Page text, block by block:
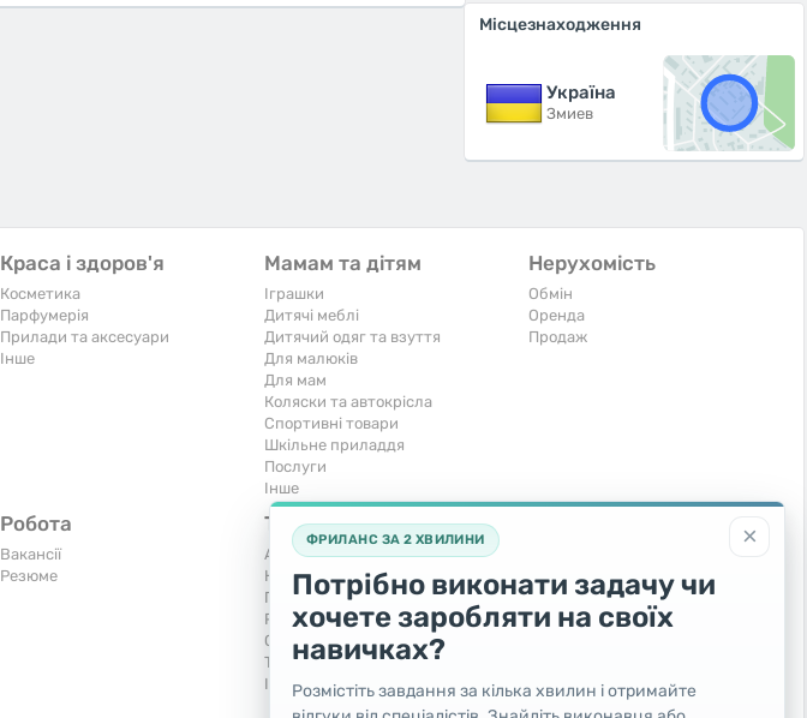
Місцезнаходження
Україна
Змиев
Краса і здоров'я
Косметика
Парфумерія
Прилади та аксесуари
Iнше
Мамам та дітям
Іграшки
Дитячі меблі
Дитячий одяг та взуття
Для малюків
Для мам
Коляски та автокрісла
Спортивні товари
Шкільне приладдя
Послуги
Iнше
Нерухомість
Обмін
Оренда
Продаж
Робота
Вакансії
Резюме
Тварини та рослини
Акваріумістика
Кішки
Послуги
Рослини та дерева
Собаки
Товари для тварин
Інші тварини
Запчастини та аксесуари
Комерційний транспорт
Легкові автомобілі
Послуги
Яхти, човни, байдарки
×
ФРИЛАНС ЗА 2 ХВИЛИНИ
Потрібно виконати задачу чи
хочете заробляти на своїх
навичках?
Розмістіть завдання за кілька хвилин і отримайте